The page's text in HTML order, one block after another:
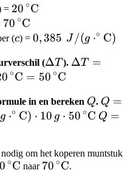
= 20\,^{\circ}\text{C}
20 ∘C
70\,^{\circ}\text{C}
70 ∘C
(c
c) = 0,385 J /(g ⋅∘ C)
(\Delta
T
ΔT ). \Delta T =
-
ΔT =
∘C = 50 ∘C
in en bereken Q
Q. Q = c
\cdot
\Delta
Q =
g ⋅∘ C) ⋅ 10 g ⋅ 50 ∘C Q =
Q =
om het koperen muntstuk
∘C naar 70 ∘C.